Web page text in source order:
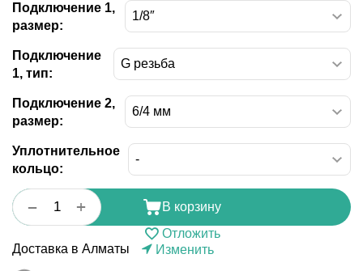
Подключение 1,
размер:
Подключение
1, тип:
Подключение 2,
размер:
Уплотнительное
кольцо:
+
−
В корзину
Отложить
Доставка в Алматы
Изменить